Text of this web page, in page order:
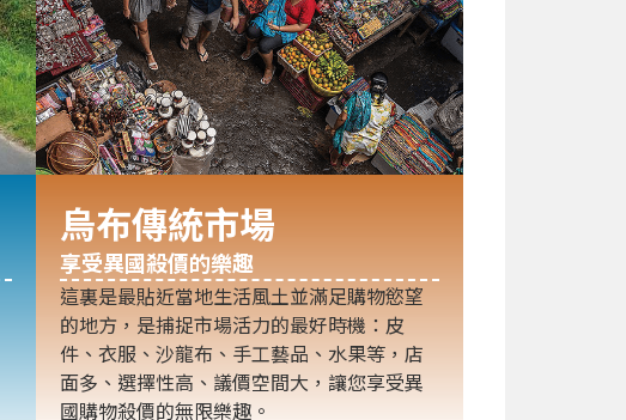
烏布傳統市場
享受異國殺價的樂趣
這裏是最貼近當地生活風土並滿足購物慾望
的地方，是捕捉市場活力的最好時機：皮
件、衣服、沙龍布、手工藝品、水果等，店
面多、選擇性高、議價空間大，讓您享受異
國購物殺價的無限樂趣。